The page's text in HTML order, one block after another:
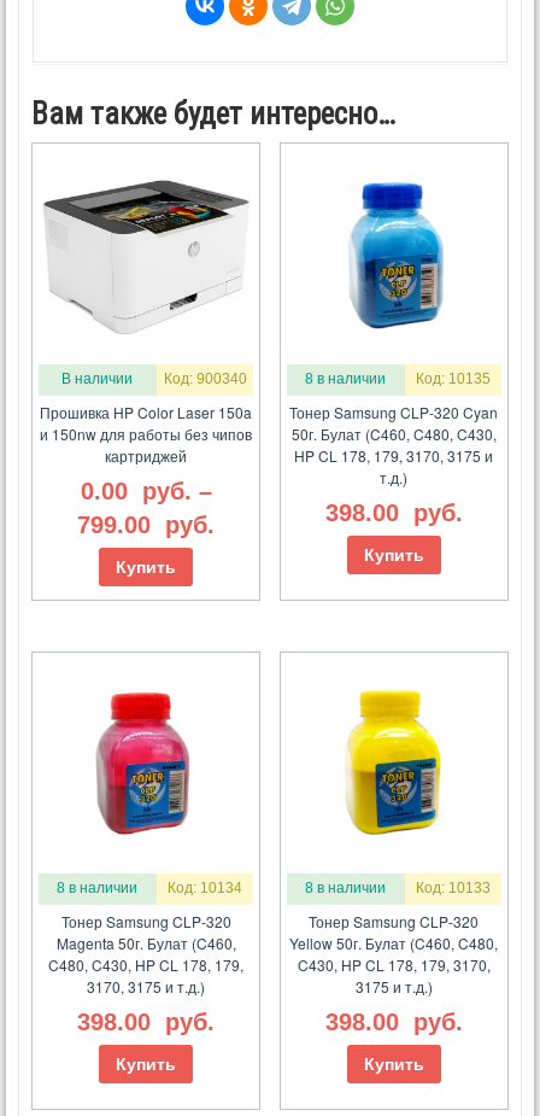
Вам также будет интересно…
В наличии Код: 900340
Прошивка HP Color Laser 150a
и 150nw для работы без чипов
картриджей
0.00 руб. –
799.00 руб.
Купить
8 в наличии Код: 10135
Тонер Samsung CLP-320 Cyan
50г. Булат (C460, C480, C430,
HP CL 178, 179, 3170, 3175 и
т.д.)
398.00 руб.
Купить
8 в наличии Код: 10134
Тонер Samsung CLP-320
Magenta 50г. Булат (C460,
C480, C430, HP CL 178, 179,
3170, 3175 и т.д.)
398.00 руб.
Купить
8 в наличии Код: 10133
Тонер Samsung CLP-320
Yellow 50г. Булат (C460, C480,
C430, HP CL 178, 179, 3170,
3175 и т.д.)
398.00 руб.
Купить